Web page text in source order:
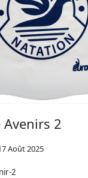
2
Août 2025
2